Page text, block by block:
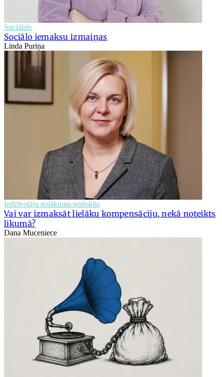
Sociālais
Sociālo iemaksu izmaiņas
Linda Puriņa
Iedzīvotāju ienākuma nodoklis
Vai var izmaksāt lielāku kompensāciju, nekā noteikts
likumā?
Dana Muceniece